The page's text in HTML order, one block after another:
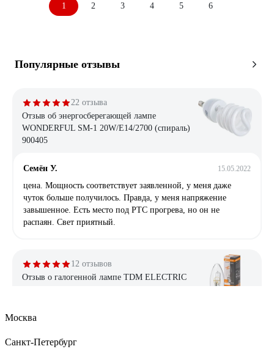
1 2 3 4 5 6
Популярные отзывы
22 отзыва
Отзыв об энергосберегающей лампе
WONDERFUL SM-1 20W/E14/2700 (спираль)
900405
Семён У. 15.05.2022
цена. Мощность соответствует заявленной, у меня даже
чуток больше получилось. Правда, у меня напряжение
завышенное. Есть место под РТС прогрева, но он не
распаян. Свет приятный.
12 отзывов
Отзыв о галогенной лампе TDM ELECTRIC
Свет теплый, при низком напряжении не отключаются
Москва
Санкт-Петербург